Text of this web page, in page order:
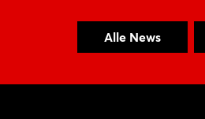
Alle News